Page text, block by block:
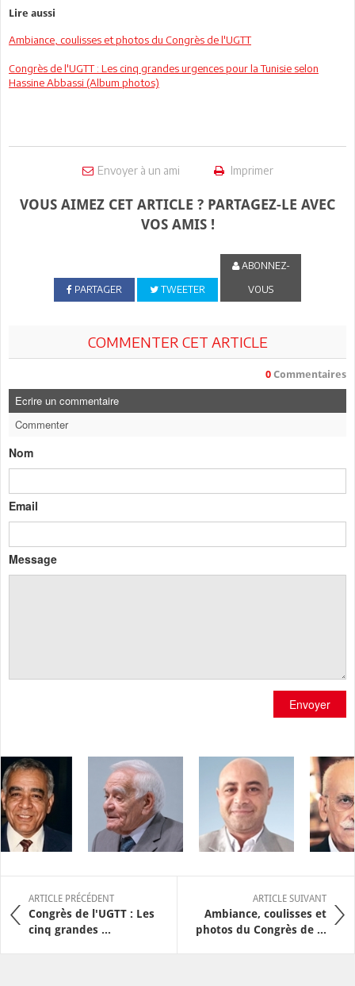
Lire aussi
Ambiance, coulisses et photos du Congrès de l'UGTT
Congrès de l'UGTT : Les cinq grandes urgences pour la Tunisie selon
Hassine Abbassi (Album photos)
Envoyer à un ami Imprimer
VOUS AIMEZ CET ARTICLE ? PARTAGEZ-LE AVEC
VOS AMIS !
PARTAGER TWEETER
ABONNEZ-
VOUS
COMMENTER CET ARTICLE
0 Commentaires
Ecrire un commentaire
Commenter
Nom
Email
Message
Envoyer
ARTICLE PRÉCÉDENT
Congrès de l'UGTT : Les
cinq grandes ...
ARTICLE SUIVANT
Ambiance, coulisses et
photos du Congrès de ...